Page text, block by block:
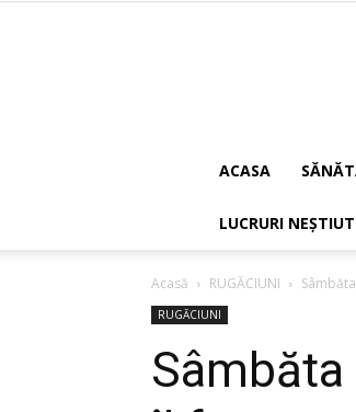
ACASA
LUCRURI
Acasă RUGĂCIUNI
RUGĂCIUNI